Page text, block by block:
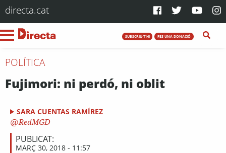
directa.cat
SUBSCRIU-T'HI FES UNA DONACIÓ
POLÍTICA
Fujimori: ni perdó, ni oblit
SARA CUENTAS RAMÍREZ
RedMGD
PUBLICAT:
MARÇ 30, 2018 - 11:57